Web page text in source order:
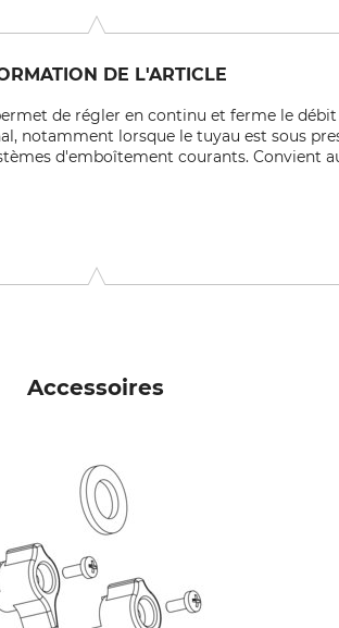
DE L'ARTICLE
de régler en continu et ferme le
notamment lorsque le tuyau est sous
d'emboîtement courants. Convient
Accessoires